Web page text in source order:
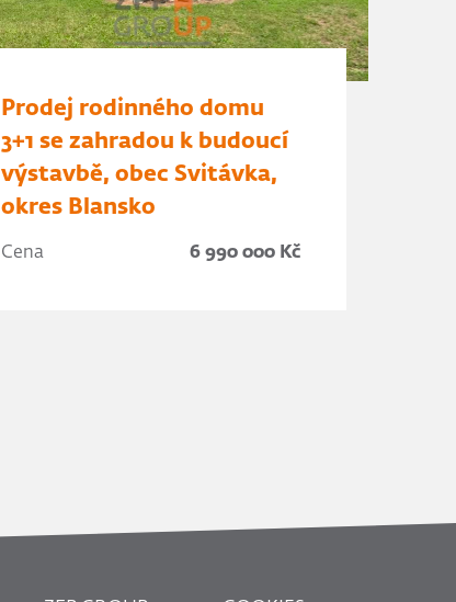
Prodej rodinného domu
3+1 se zahradou k budoucí
výstavbě, obec Svitávka,
okres Blansko
Cena 6 990 000 Kč